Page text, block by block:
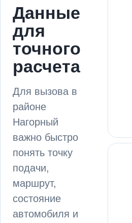
Данные
для
точного
расчета
Для вызова в
районе
Нагорный
важно быстро
понять точку
подачи,
маршрут,
состояние
автомобиля и